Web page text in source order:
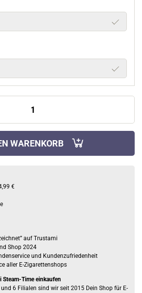
WARENKORB
€
auf Trustami
Shop 2024
und Kundenzufriedenheit
aller E-Zigarettenshops
Steam-Time einkaufen
6 Filialen sind wir seit 2015 Dein Shop für E-